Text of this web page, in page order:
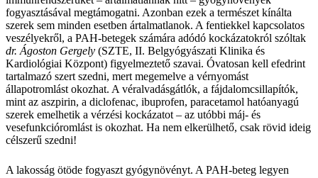
fogyasztásával megtámogatni. Azonban ezek a természet kínálta
szerek sem minden esetben ártalmatlanok. A fentiekkel kapcsolatos
veszélyekről, a PAH-betegek számára adódó kockázatokról szóltak
dr. Ágoston Gergely (SZTE, II. Belgyógyászati Klinika és
Kardiológiai Központ) figyelmeztető szavai. Óvatosan kell efedrint
tartalmazó szert szedni, mert megemelve a vérnyomást
állapotromlást okozhat. A véralvadásgátlók, a fájdalomcsillapítók,
mint az aszpirin, a diclofenac, ibuprofen, paracetamol hatóanyagú
szerek emelhetik a vérzési kockázatot – az utóbbi máj- és
vesefunkcióromlást is okozhat. Ha nem elkerülhető, csak rövid ideig
célszerű szedni!
A lakosság ötöde fogyaszt gyógynövényt. A PAH-beteg legyen